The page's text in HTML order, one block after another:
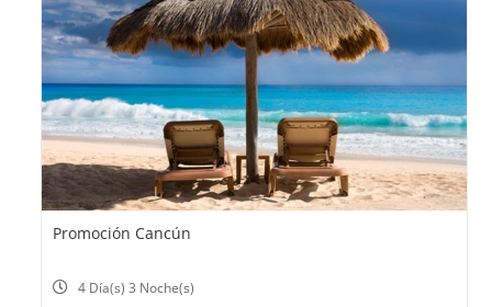
Promoción Cancún
4 Día(s) 3 Noche(s)